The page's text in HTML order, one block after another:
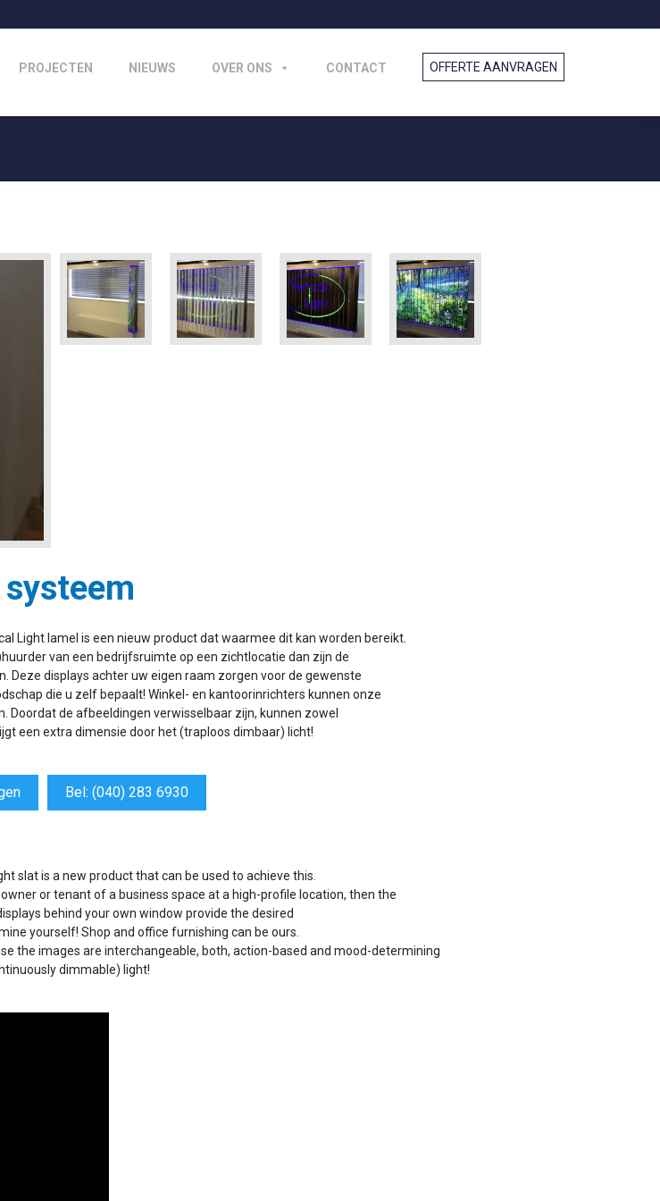
PROJECTEN NIEUWS OVER ONS CONTACT
Light lamel is een nieuw product dat waarmee dit kan worden bereikt.
van een bedrijfsruimte op een zichtlocatie dan zijn de
Deze displays achter uw eigen raam zorgen voor de gewenste
die u zelf bepaalt! Winkel- en kantoorinrichters kunnen onze
de afbeeldingen verwisselbaar zijn, kunnen zowel
een extra dimensie door het (traploos dimbaar) licht!
Bel: (040) 283 6930
slat is a new product that can be used to achieve this.
or tenant of a business space at a high-profile location, then the
behind your own window provide the desired
yourself! Shop and office furnishing can be ours.
the images are interchangeable, both, action-based and mood-determining
dimmable) light!